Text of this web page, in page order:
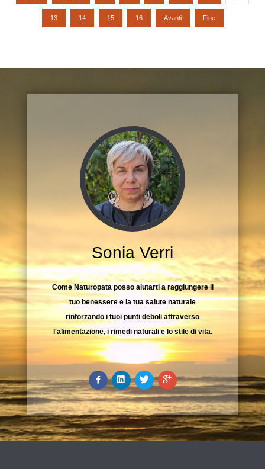
13 14 15 16 Avanti Fine
Sonia Verri
Come Naturopata posso aiutarti a raggiungere il
tuo benessere e la tua salute naturale
rinforzando i tuoi punti deboli attraverso
l'alimentazione, i rimedi naturali e lo stile di vita.